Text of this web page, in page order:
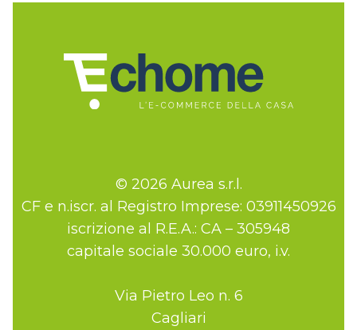
© 2026 Aurea s.r.l.
CF e n.iscr. al Registro Imprese: 03911450926
iscrizione al R.E.A.: CA – 305948
capitale sociale 30.000 euro, i.v.
Via Pietro Leo n. 6
Cagliari